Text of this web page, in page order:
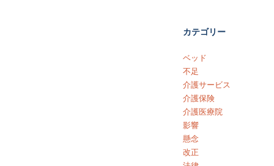
カテゴリー
ベッド
不足
介護サービス
介護保険
介護医療院
影響
懸念
改正